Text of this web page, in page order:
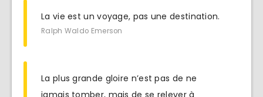
La vie est un voyage, pas une destination.
Ralph Waldo Emerson
La plus grande gloire n’est pas de ne
jamais tomber, mais de se relever à